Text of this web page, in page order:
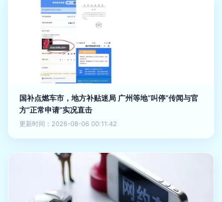
国补点燃车市，地方补贴迷局 广州等地“叫停”传闻与官
方“正常申请”实况直击
更新时间：2026-08-06 00:11:42